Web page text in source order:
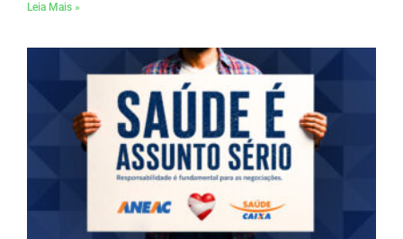
Leia Mais »